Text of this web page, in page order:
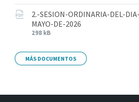
2.-SESION-ORDINARIA-DEL-
MAYO-DE-2026
298 kB
MÁS DOCUMENTOS